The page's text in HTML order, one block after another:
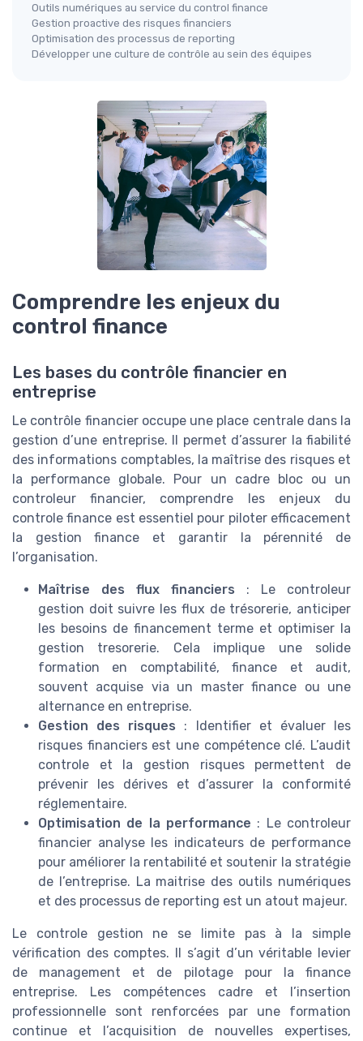
Outils numériques au service du control finance
Gestion proactive des risques financiers
Optimisation des processus de reporting
Développer une culture de contrôle au sein des équipes
Comprendre les enjeux du
control finance
Les bases du contrôle financier en
entreprise
Le contrôle financier occupe une place centrale dans la
gestion d’une entreprise. Il permet d’assurer la fiabilité
des informations comptables, la maîtrise des risques et
la performance globale. Pour un cadre bloc ou un
controleur financier, comprendre les enjeux du
controle finance est essentiel pour piloter efficacement
la gestion finance et garantir la pérennité de
l’organisation.
Maîtrise des flux financiers : Le controleur
gestion doit suivre les flux de trésorerie, anticiper
les besoins de financement terme et optimiser la
gestion tresorerie. Cela implique une solide
formation en comptabilité, finance et audit,
souvent acquise via un master finance ou une
alternance en entreprise.
Gestion des risques : Identifier et évaluer les
risques financiers est une compétence clé. L’audit
controle et la gestion risques permettent de
prévenir les dérives et d’assurer la conformité
réglementaire.
Optimisation de la performance : Le controleur
financier analyse les indicateurs de performance
pour améliorer la rentabilité et soutenir la stratégie
de l’entreprise. La maitrise des outils numériques
et des processus de reporting est un atout majeur.
Le controle gestion ne se limite pas à la simple
vérification des comptes. Il s’agit d’un véritable levier
de management et de pilotage pour la finance
entreprise. Les compétences cadre et l’insertion
professionnelle sont renforcées par une formation
continue et l’acquisition de nouvelles expertises,